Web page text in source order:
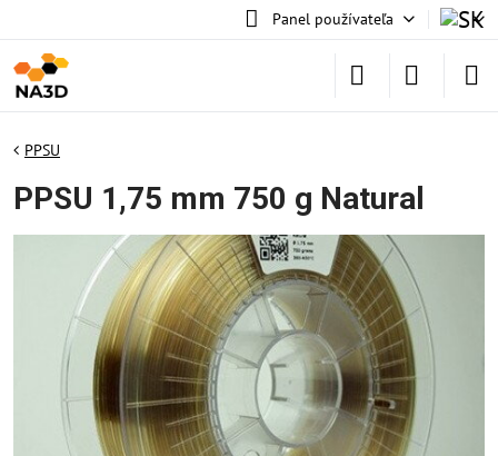
Panel používateľa
PPSU
PPSU 1,75 mm 750 g Natural